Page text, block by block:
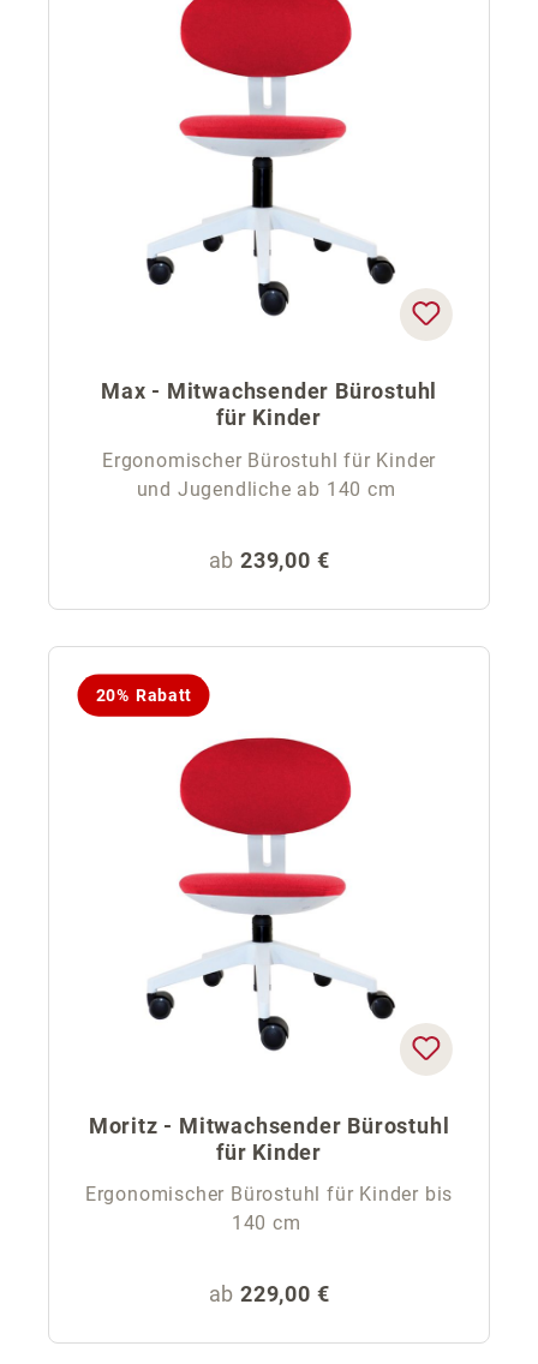
Max - Mitwachsender Bürostuhl
für Kinder
Ergonomischer Bürostuhl für Kinder
und Jugendliche ab 140 cm
Regulärer Preis:
ab 239,00 €
20% Rabatt
Moritz - Mitwachsender Bürostuhl
für Kinder
Ergonomischer Bürostuhl für Kinder bis
140 cm
Regulärer Preis:
ab 229,00 €